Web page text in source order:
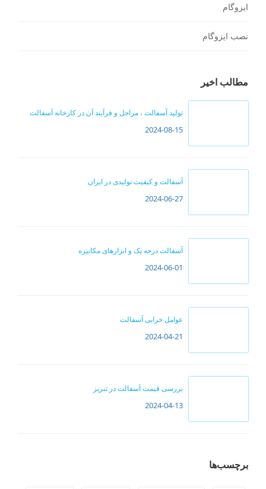
ایزوگام
نصب ایزوگام
مطالب اخیر
تولید آسفالت ، مراحل و فرآیند آن در کارخانه آسفالت
2024-08-15
آسفالت و کیفیت تولیدی در ایران
2024-06-27
آسفالت درجه یک و ابزارهای مکانیزه
2024-06-01
عوامل خرابی آسفالت
2024-04-21
بررسی قیمت آسفالت در تبریز
2024-04-13
برچسب‌ها